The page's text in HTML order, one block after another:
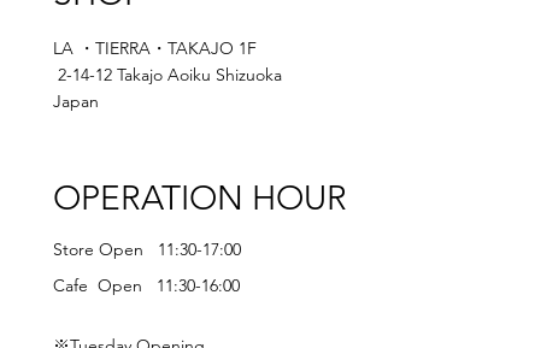
LA ・TIERRA・TAKAJO 1F
2-14-12 Takajo Aoiku Shizuoka
Japan
OPERATION HOUR
Store Open 11:30-17:00
Cafe Open 11:30-16:00